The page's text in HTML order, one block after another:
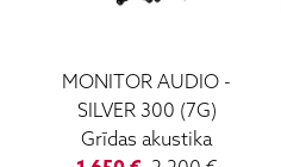
MONITOR AUDIO -
SILVER 300 (7G)
Grīdas akustika